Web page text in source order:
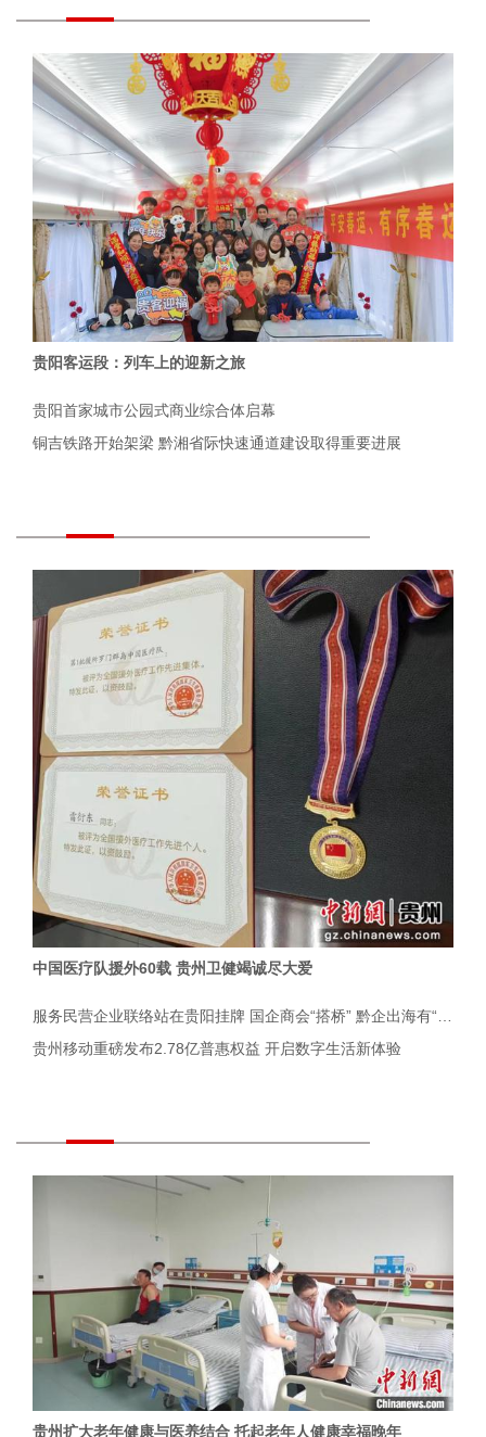
贵阳客运段：列车上的迎新之旅
贵阳首家城市公园式商业综合体启幕
铜吉铁路开始架梁 黔湘省际快速通道建设取得重要进展
中国医疗队援外60载 贵州卫健竭诚尽大爱
贵州移动重磅发布2.78亿普惠权益 开启数字生活新体验
贵州扩大老年健康与医养结合 托起老年人健康幸福晚年